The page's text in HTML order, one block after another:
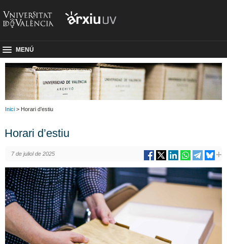
MENÚ
Inici > Horari d’estiu
Horari d’estiu
7 de juliol de 2025